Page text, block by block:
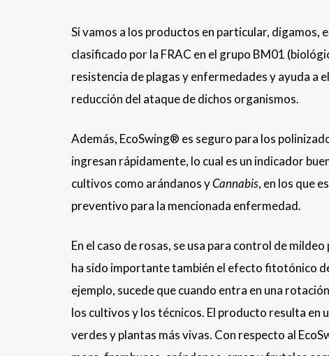
Si vamos a los productos en particular,
clasificado por la FRAC en el grupo BM01
resistencia de plagas y enfermedades y ayuda a
reducción del ataque de dichos organismos.
Además, EcoSwing® es seguro para los
ingresan rápidamente, lo cual es un indicador
cultivos como arándanos yCannabis, en los que
preventivo para la mencionada enfermedad.
En el caso de rosas, se usa para control de
ha sido importante también el efecto fitotónico
ejemplo, sucede que cuando entra en una
los cultivos y los técnicos. El producto resulta en
verdes y plantas más vivas. Con respecto al